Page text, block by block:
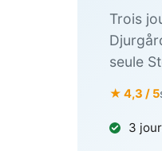
Trois
seule
★ 4,3 / 5
3